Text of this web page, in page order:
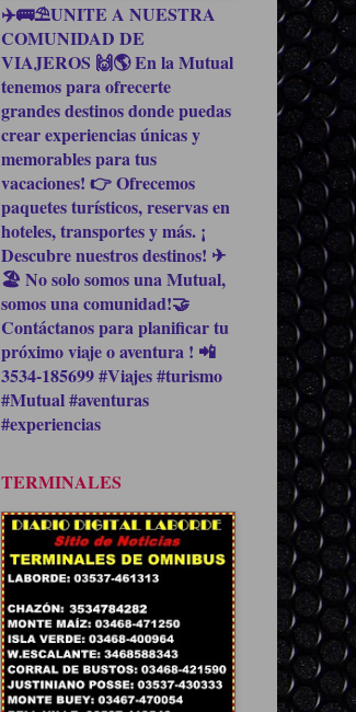
✈️🚌⛱UNITE A NUESTRA
COMUNIDAD DE
VIAJEROS 🙌🌎 En la Mutual
tenemos para ofrecerte
grandes destinos donde puedas
crear experiencias únicas y
memorables para tus
vacaciones! 👉 Ofrecemos
paquetes turísticos, reservas en
hoteles, transportes y más. ¡
Descubre nuestros destinos! ✈
🏖 No solo somos una Mutual,
somos una comunidad!🤝
Contáctanos para planificar tu
próximo viaje o aventura ! 📲
3534-185699 #Viajes #turismo
#Mutual #aventuras
#experiencias
TERMINALES